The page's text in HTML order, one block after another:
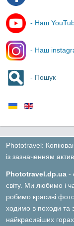
- Наш
- Наш
- Пошук
Phototravel:
із зазначенням
Phototravel.dp.ua -
світу. Ми любимо і
робимо красиві
ходимо в походи та
найкрасивіших